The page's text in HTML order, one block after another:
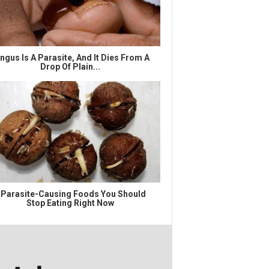
Is A Parasite, And It Dies From A
Drop Of Plain...
Causing Foods You Should
Stop Eating Right Now